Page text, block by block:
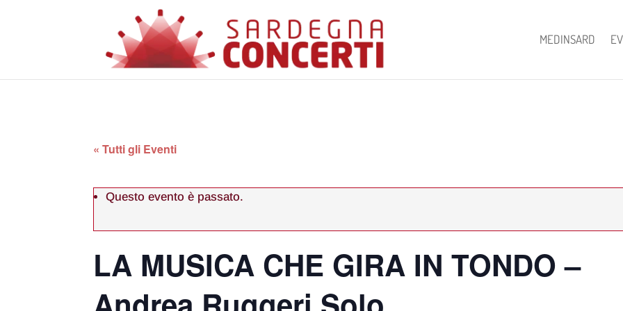
MEDINSARD
« Tutti gli Eventi
Questo evento è passato.
LA MUSICA CHE GIRA IN TONDO –